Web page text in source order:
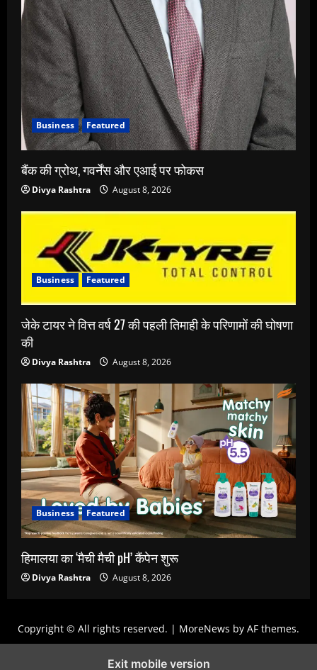
Business Featured
बैंक की ग्रोथ, गवर्नेंस और एआई पर फोकस
Divya Rashtra August 8, 2026
Business Featured
जेके टायर ने वित्त वर्ष 27 की पहली तिमाही के परिणामों की घोषणा
की
Divya Rashtra August 8, 2026
Business Featured
हिमालया का ‘मैची मैची pH’ कैंपेन शुरू
Divya Rashtra August 8, 2026
Copyright © All rights reserved. | MoreNews by AF themes.
Exit mobile version